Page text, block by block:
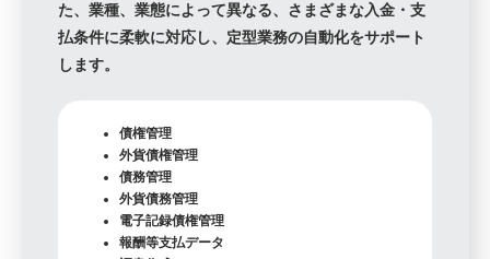
た、業種、業態によって異なる、さまざまな入金・支
払条件に柔軟に対応し、定型業務の自動化をサポート
します。
債権管理
外貨債権管理
債務管理
外貨債務管理
電子記録債権管理
報酬等支払データ